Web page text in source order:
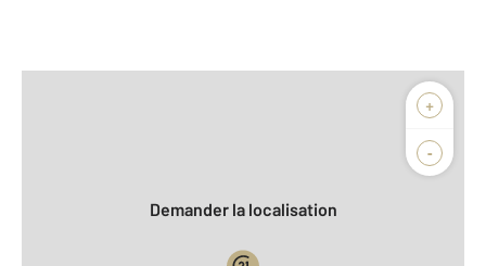
+
-
Biens vendus
Demander la localisation